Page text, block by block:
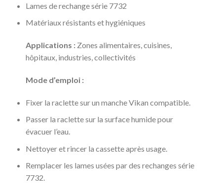
Lames de rechange série 7732
Matériaux résistants et hygiéniques
Applications :Zones alimentaires, cuisines,
hôpitaux, industries, collectivités
Mode d’emploi :
Fixer la raclette sur un manche Vikan compatible.
Passer la raclette sur la surface humide pour
évacuer l’eau.
Nettoyer et rincer la cassette après usage.
Remplacer les lames usées par des rechanges série
7732.